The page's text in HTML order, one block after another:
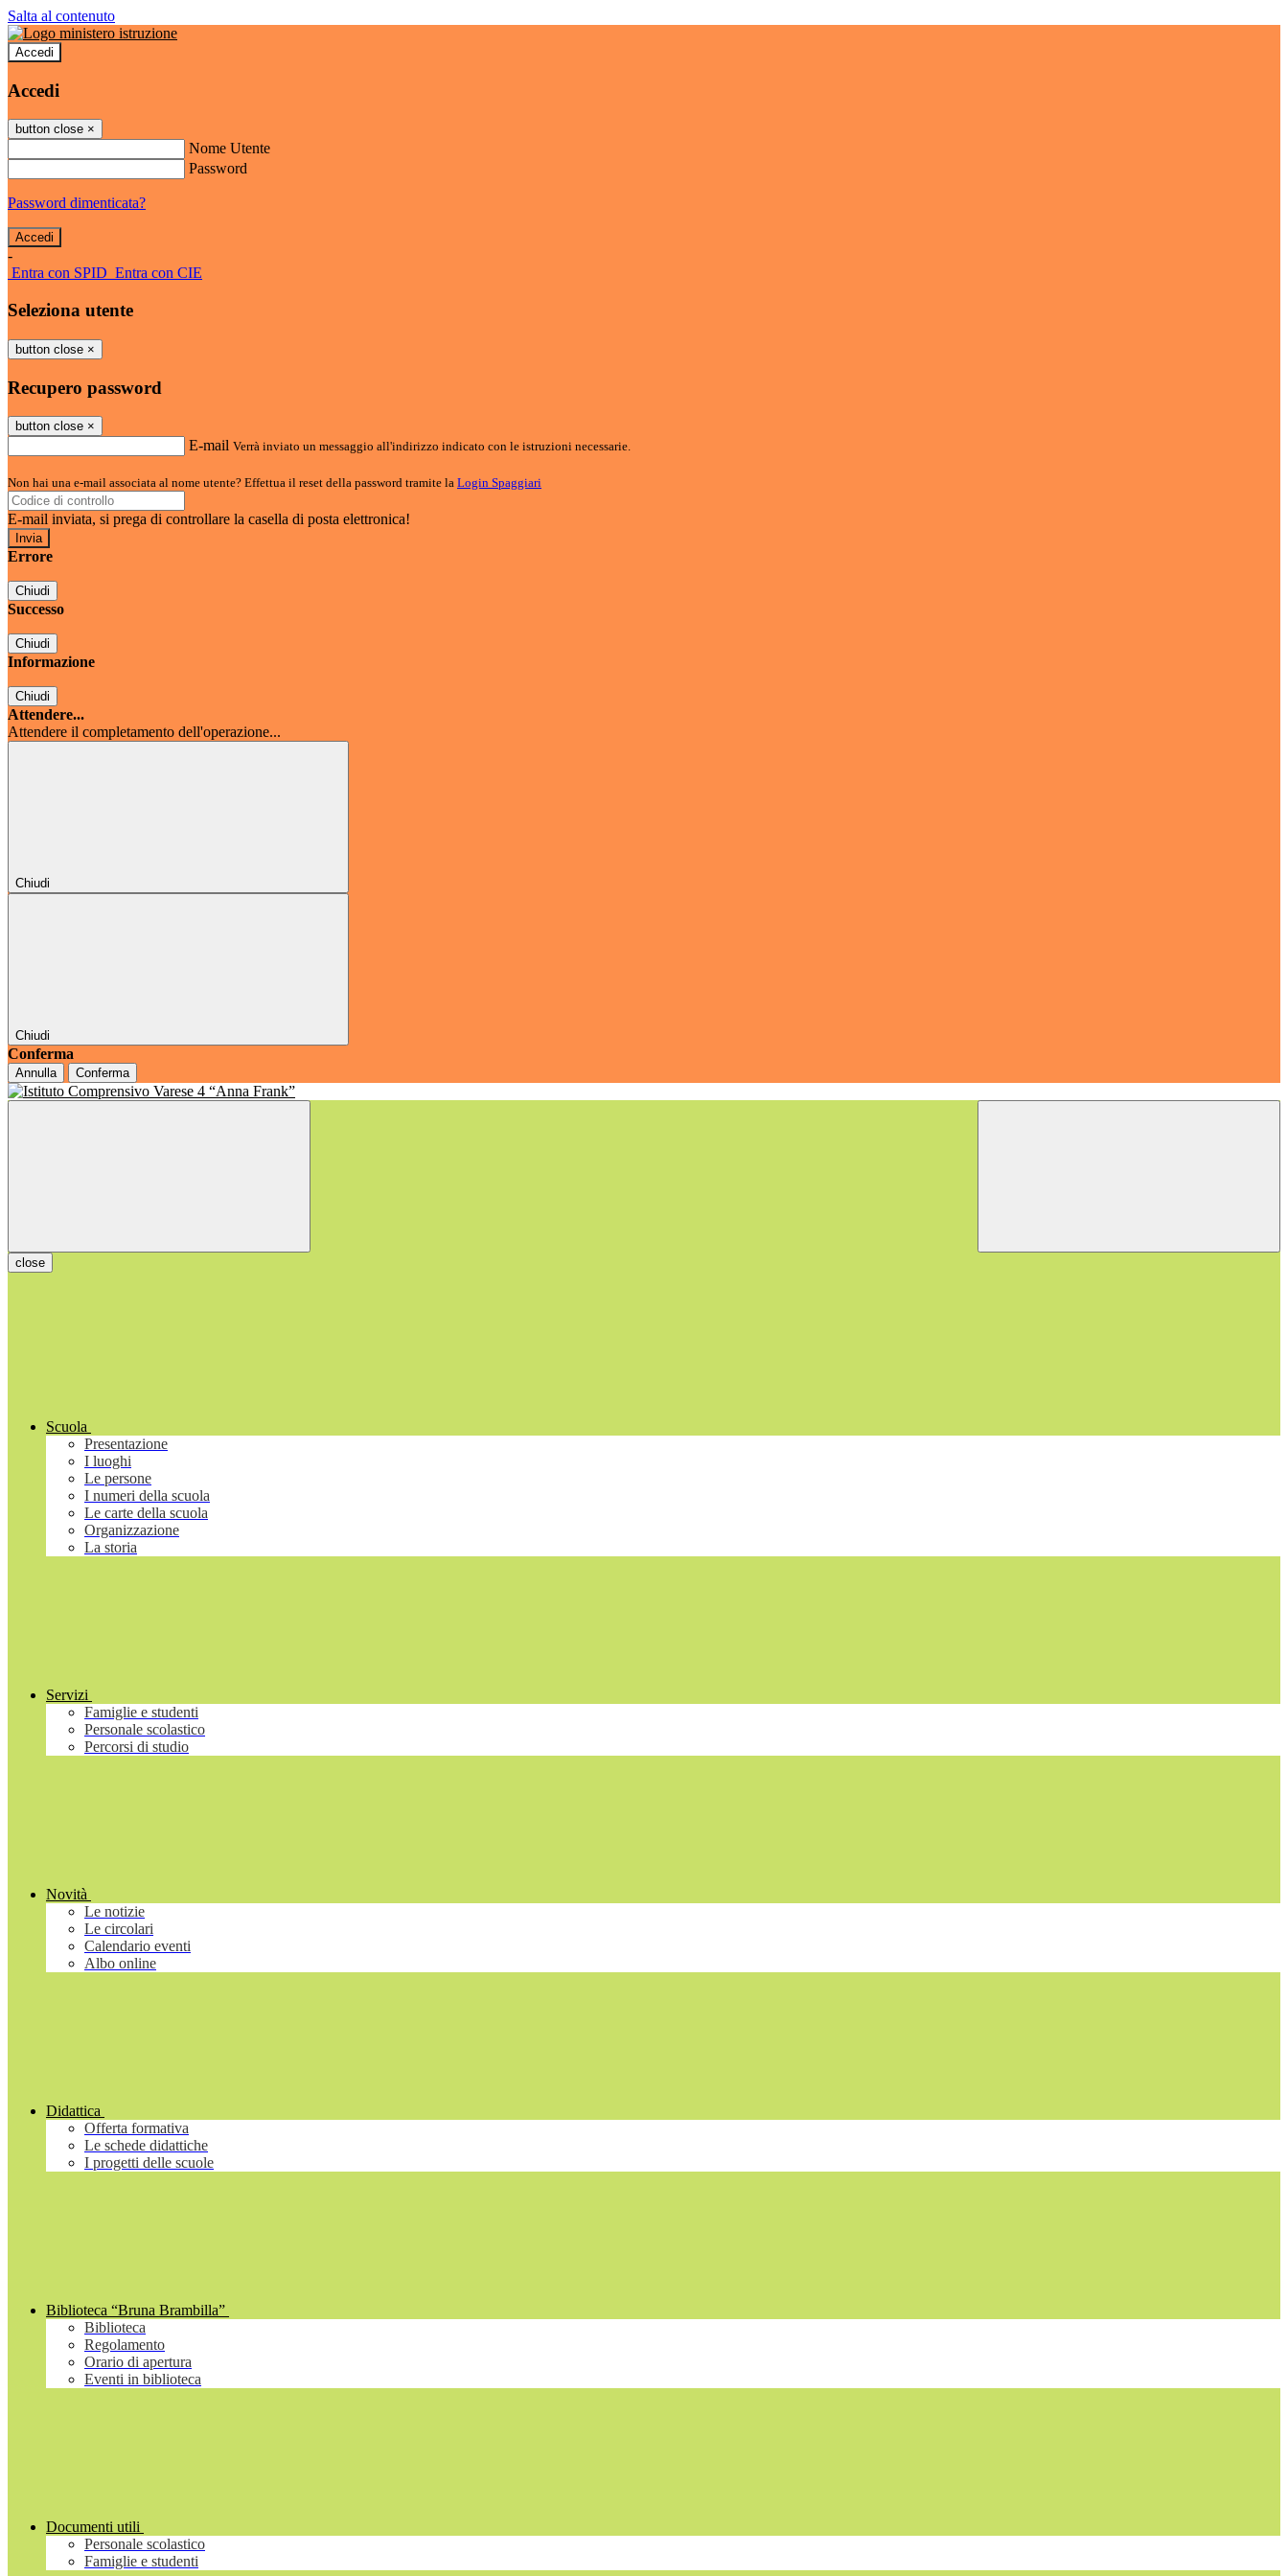
Salta al contenuto
Accedi
Accedi
button close ×
Nome Utente
Password
Password dimenticata?
-
Entra con SPID Entra con CIE
Seleziona utente
button close ×
Recupero password
button close ×
E-mail Verrà inviato un messaggio all'indirizzo indicato con le istruzioni necessarie.
Non hai una e-mail associata al nome utente? Effettua il reset della password tramite la Login Spaggiari
E-mail inviata, si prega di controllare la casella di posta elettronica!
Errore
Chiudi
Successo
Chiudi
Informazione
Chiudi
Attendere...
Attendere il completamento dell'operazione...
Chiudi
Chiudi
Conferma
Annulla Conferma
close
Scuola
Presentazione
I luoghi
Le persone
I numeri della scuola
Le carte della scuola
Organizzazione
La storia
Servizi
Famiglie e studenti
Personale scolastico
Percorsi di studio
Novità
Le notizie
Le circolari
Calendario eventi
Albo online
Didattica
Offerta formativa
Le schede didattiche
I progetti delle scuole
Biblioteca “Bruna Brambilla”
Biblioteca
Regolamento
Orario di apertura
Eventi in biblioteca
Documenti utili
Personale scolastico
Famiglie e studenti